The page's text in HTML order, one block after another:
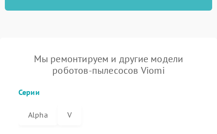
Мы ремонтируем и другие модели
роботов-пылесосов Viomi
Серии
Alpha V